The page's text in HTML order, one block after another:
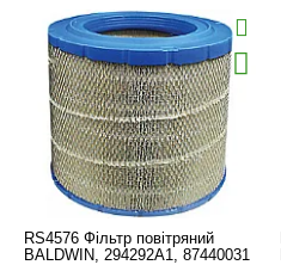
RS4576 Фільтр повітряний
BALDWIN, 294292A1, 87440031